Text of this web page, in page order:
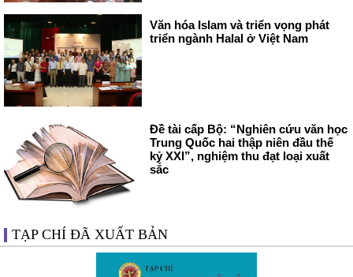
Văn hóa Islam và triển vọng phát
triển ngành Halal ở Việt Nam
Đề tài cấp Bộ: “Nghiên cứu văn học
Trung Quốc hai thập niên đầu thế
kỷ XXI”, nghiệm thu đạt loại xuất
sắc
TẠP CHÍ ĐÃ XUẤT BẢN